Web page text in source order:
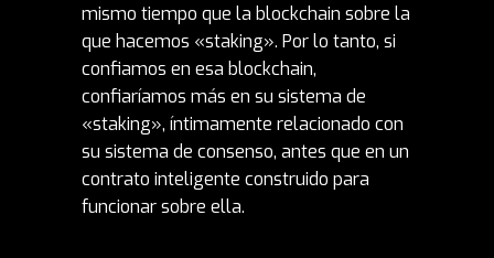
mismo tiempo que la blockchain sobre la
que hacemos «staking». Por lo tanto, si
confiamos en esa blockchain,
confiaríamos más en su sistema de
«staking», íntimamente relacionado con
su sistema de consenso, antes que en un
contrato inteligente construido para
funcionar sobre ella.